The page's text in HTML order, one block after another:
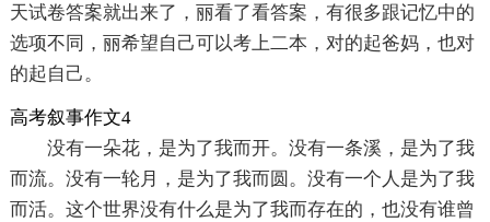
天试卷答案就出来了，丽看了看答案，有很多跟记忆中的
选项不同，丽希望自己可以考上二本，对的起爸妈，也对
的起自己。
高考叙事作文4
没有一朵花，是为了我而开。没有一条溪，是为了我
而流。没有一轮月，是为了我而圆。没有一个人是为了我
而活。这个世界没有什么是为了我而存在的，也没有谁曾